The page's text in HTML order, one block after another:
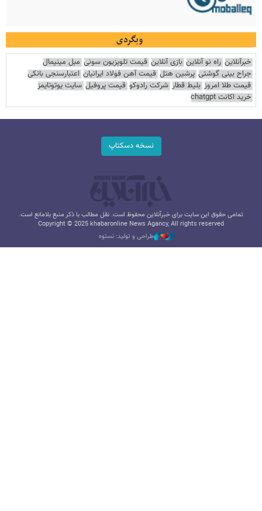
وبگردی
خبرآنلاین راه نو آنلاین بازی آنلاین قیمت تلویزیون سونی مبل مینیمال
جراح بینی گوشتی پرشین هتل قیمت آهن فولاد ایرانیان اعتبارسنجی بانکی
قیمت طلا امروز بلیط قطار شرکت رادوکو قیمت پروفیل سایت یوتوتایمز
خرید اکانت chatgpt
نسخه دسکتاپ
تمامی حقوق این سایت برای خبرآنلاین محفوظ است. نقل مطالب با ذکر منبع بلامانع است.
Copyright © 2025 khabaronline News Agancy, All rights reserved
طراحی و تولید: نستوه